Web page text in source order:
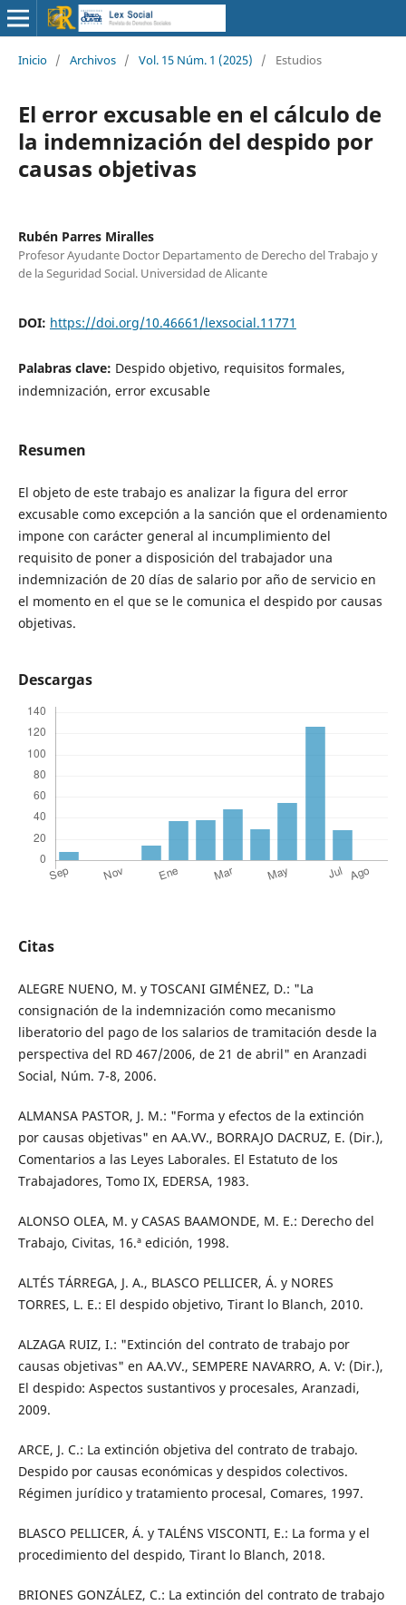
Inicio / Archivos / Vol. 15 Núm. 1 (2025) / Estudios
El error excusable en el cálculo de
la indemnización del despido por
causas objetivas
Rubén Parres Miralles
Profesor Ayudante Doctor Departamento de Derecho del Trabajo y
de la Seguridad Social. Universidad de Alicante
DOI: https://doi.org/10.46661/lexsocial.11771
Palabras clave: Despido objetivo, requisitos formales,
indemnización, error excusable
Resumen
El objeto de este trabajo es analizar la figura del error
excusable como excepción a la sanción que el ordenamiento
impone con carácter general al incumplimiento del
requisito de poner a disposición del trabajador una
indemnización de 20 días de salario por año de servicio en
el momento en el que se le comunica el despido por causas
objetivas.
Descargas
Citas
ALEGRE NUENO, M. y TOSCANI GIMÉNEZ, D.: "La
consignación de la indemnización como mecanismo
liberatorio del pago de los salarios de tramitación desde la
perspectiva del RD 467/2006, de 21 de abril" en Aranzadi
Social, Núm. 7-8, 2006.
ALMANSA PASTOR, J. M.: "Forma y efectos de la extinción
por causas objetivas" en AA.VV., BORRAJO DACRUZ, E. (Dir.),
Comentarios a las Leyes Laborales. El Estatuto de los
Trabajadores, Tomo IX, EDERSA, 1983.
ALONSO OLEA, M. y CASAS BAAMONDE, M. E.: Derecho del
Trabajo, Civitas, 16.ª edición, 1998.
ALTÉS TÁRREGA, J. A., BLASCO PELLICER, Á. y NORES
TORRES, L. E.: El despido objetivo, Tirant lo Blanch, 2010.
ALZAGA RUIZ, I.: "Extinción del contrato de trabajo por
causas objetivas" en AA.VV., SEMPERE NAVARRO, A. V: (Dir.),
El despido: Aspectos sustantivos y procesales, Aranzadi,
2009.
ARCE, J. C.: La extinción objetiva del contrato de trabajo.
Despido por causas económicas y despidos colectivos.
Régimen jurídico y tratamiento procesal, Comares, 1997.
BLASCO PELLICER, Á. y TALÉNS VISCONTI, E.: La forma y el
procedimiento del despido, Tirant lo Blanch, 2018.
BRIONES GONZÁLEZ, C.: La extinción del contrato de trabajo